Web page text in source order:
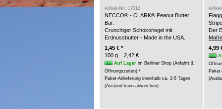
Artikel-Nr.: 17010
NECCO® - CLARK® Peanut Butter
Bar.
Crunchiger Schokoriegel mit
Erdnussbutter - Made in the USA.
1,45 € *
100 g = 2,42 €
Auf Lagerim Berliner Shop (Anfahrt &
Öffnungszeiten) /
Paket-Anlieferung innerhalb ca. 2-5 Tagen
(Ausland kann abweichen).
Der
4,99